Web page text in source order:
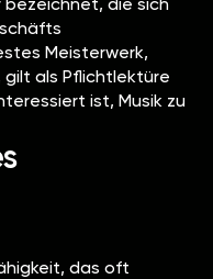
Meisterwerk,
gilt als Pflichtlektüre
ist, Musik zu
das oft